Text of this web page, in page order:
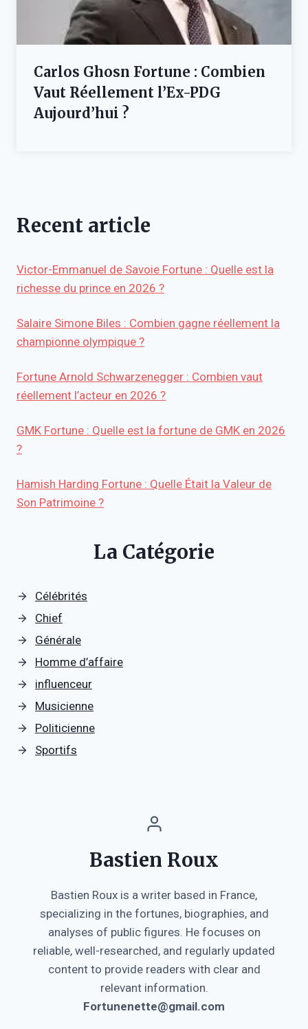
Carlos Ghosn Fortune : Combien
Vaut Réellement l’Ex-PDG
Aujourd’hui ?
Recent article
Victor-Emmanuel de Savoie Fortune : Quelle est la
richesse du prince en 2026 ?
Salaire Simone Biles : Combien gagne réellement la
championne olympique ?
Fortune Arnold Schwarzenegger : Combien vaut
réellement l’acteur en 2026 ?
GMK Fortune : Quelle est la fortune de GMK en 2026
?
Hamish Harding Fortune : Quelle Était la Valeur de
Son Patrimoine ?
La Catégorie
Célébrités
Chief
Générale
Homme d’affaire
influenceur
Musicienne
Politicienne
Sportifs
Bastien Roux
Bastien Roux is a writer based in France,
specializing in the fortunes, biographies, and
analyses of public figures. He focuses on
reliable, well-researched, and regularly updated
content to provide readers with clear and
relevant information.
Fortunenette@gmail.com